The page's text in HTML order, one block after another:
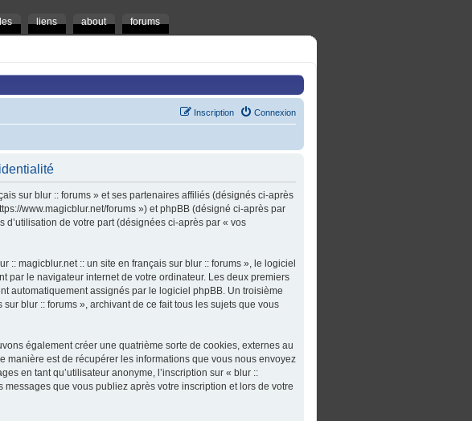
liens about forums
Connexion
Inscription
sur blur :: forums » et ses partenaires affiliés (désignés ci-après
www.magicblur.net/forums ») et phpBB (désigné ci-après par
de votre part (désignées ci-après par « vos
magicblur.net :: un site en français sur blur :: forums », le logiciel
par le navigateur internet de votre ordinateur. Les deux premiers
automatiquement assignés par le logiciel phpBB. Un troisième
blur :: forums », archivant de ce fait tous les sujets que vous
également créer une quatrième sorte de cookies, externes au
est de récupérer les informations que vous nous envoyez
en tant qu’utilisateur anonyme, l’inscription sur « blur ::
que vous publiez après votre inscription et lors de votre